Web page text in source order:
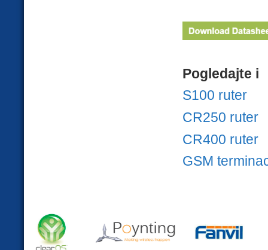
Pogledajte i
S100 ruter
CR250 ruter
CR400 ruter
GSM